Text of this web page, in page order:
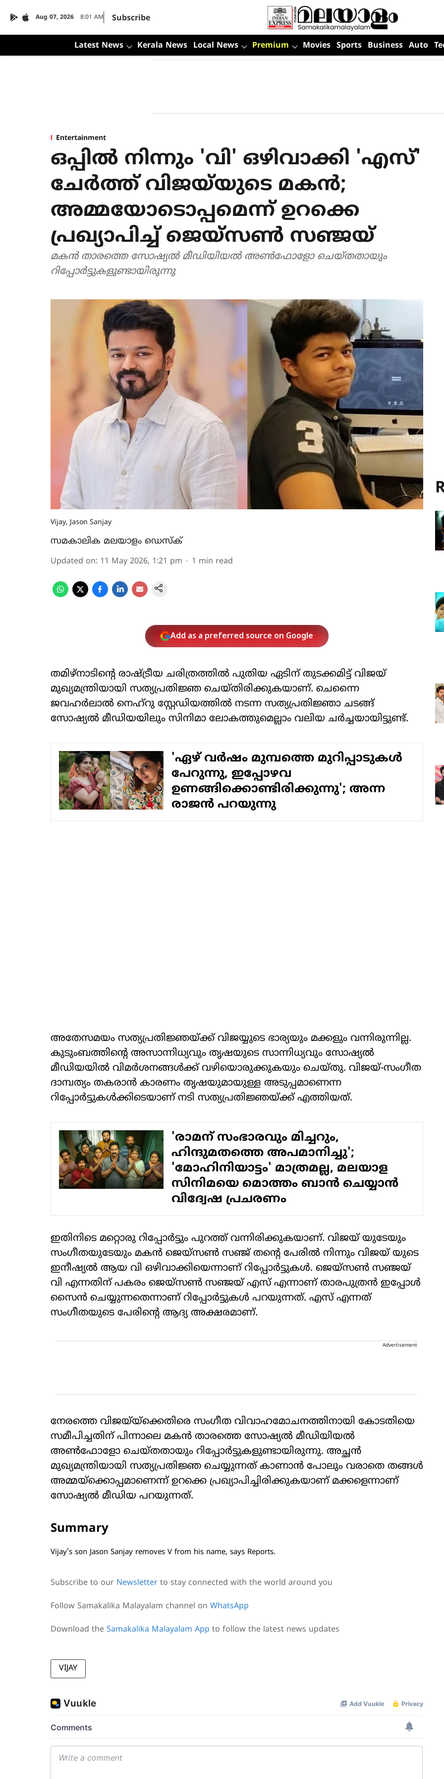
Aug 07, 2026 8:01 AM Subscribe
Latest News Kerala News Local News Premium Movies Sports Business Auto
Entertainment
ഒപ്പില്‍ നിന്നും 'വി' ഒഴിവാക്കി 'എസ്'
ചേര്‍ത്ത് വിജയ്‌യുടെ മകന്‍;
അമ്മയോടൊപ്പമെന്ന് ഉറക്കെ
പ്രഖ്യാപിച്ച് ജെയ്‌സണ്‍ സഞ്ജയ്
മകന്‍ താരത്തെ സോഷ്യല്‍ മീഡിയിയല്‍ അണ്‍ഫോളോ ചെയ്തതായും
റിപ്പോര്‍ട്ടുകളുണ്ടായിരുന്നു
Vijay, Jason Sanjay
സമകാലിക മലയാളം ഡെസ്ക്
Updated on: 11 May 2026, 1:21 pm 1 min read
Add as a preferred source on Google
തമിഴ്നാടിന്റെ രാഷ്ട്രീയ ചരിത്രത്തില്‍ പുതിയ ഏടിന് തുടക്കമിട്ട് വിജയ്
മുഖ്യമന്ത്രിയായി സത്യപ്രതിജ്ഞ ചെയ്തിരിക്കുകയാണ്. ചെന്നൈ
ജവഹര്‍ലാല്‍ നെഹ്റു സ്റ്റേഡിയത്തില്‍ നടന്ന സത്യപ്രതിജ്ഞാ ചടങ്ങ്
സോഷ്യല്‍ മീഡിയയിലും സിനിമാ ലോകത്തുമെല്ലാം വലിയ ചര്‍ച്ചയായിട്ടുണ്ട്.
'ഏഴ് വര്‍ഷം മുമ്പത്തെ മുറിപ്പാടുകള്‍
പേറുന്നു, ഇപ്പോഴവ
ഉണങ്ങിക്കൊണ്ടിരിക്കുന്നു'; അന്ന
രാജന്‍ പറയുന്നു
അതേസമയം സത്യപ്രതിജ്ഞയ്ക്ക് വിജയ്യുടെ ഭാര്യയും മക്കളും വന്നിരുന്നില്ല.
കുടുംബത്തിന്റെ അസാന്നിധ്യവും തൃഷയുടെ സാന്നിധ്യവും സോഷ്യല്‍
മീഡിയയില്‍ വിമര്‍ശനങ്ങള്‍ക്ക് വഴിയൊരുക്കുകയും ചെയ്തു. വിജയ്-സംഗീത
ദാമ്പത്യം തകരാന്‍ കാരണം തൃഷയുമായുള്ള അടുപ്പമാണെന്ന
റിപ്പോര്‍ട്ടുകള്‍ക്കിടെയാണ് നടി സത്യപ്രതിജ്ഞയ്ക്ക് എത്തിയത്.
'രാമന് സംഭാരവും മിച്ചറും,
ഹിന്ദുമതത്തെ അപമാനിച്ചു';
'മോഹിനിയാട്ടം' മാത്രമല്ല, മലയാള
സിനിമയെ മൊത്തം ബാന്‍ ചെയ്യാന്‍
വിദ്വേഷ പ്രചരണം
ഇതിനിടെ മറ്റൊരു റിപ്പോര്‍ട്ടും പുറത്ത് വന്നിരിക്കുകയാണ്. വിജയ് യുടേയും
സംഗീതയുടേയും മകന്‍ ജെയ്‌സണ്‍ സഞ്ജ് തന്റെ പേരില്‍ നിന്നും വിജയ് യുടെ
ഇനീഷ്യല്‍ ആയ വി ഒഴിവാക്കിയെന്നാണ് റിപ്പോര്‍ട്ടുകള്‍. ജെയ്‌സണ്‍ സഞ്ജയ്
വി എന്നതിന് പകരം ജെയ്‌സണ്‍ സഞ്ജയ് എസ് എന്നാണ് താരപുത്രന്‍ ഇപ്പോള്‍
സൈന്‍ ചെയ്യുന്നതെന്നാണ് റിപ്പോര്‍ട്ടുകള്‍ പറയുന്നത്. എസ് എന്നത്
സംഗീതയുടെ പേരിന്റെ ആദ്യ അക്ഷരമാണ്.
Advertisement
നേരത്തെ വിജയ്‌യ്‌ക്കെതിരെ സംഗീത വിവാഹമോചനത്തിനായി കോടതിയെ
സമീപിച്ചതിന് പിന്നാലെ മകന്‍ താരത്തെ സോഷ്യല്‍ മീഡിയിയല്‍
അണ്‍ഫോളോ ചെയ്തതായും റിപ്പോര്‍ട്ടുകളുണ്ടായിരുന്നു. അച്ഛന്‍
മുഖ്യമന്ത്രിയായി സത്യപ്രതിജ്ഞ ചെയ്യുന്നത് കാണാന്‍ പോലും വരാതെ തങ്ങള്‍
അമ്മയ്‌ക്കൊപ്പമാണെന്ന് ഉറക്കെ പ്രഖ്യാപിച്ചിരിക്കുകയാണ് മക്കളെന്നാണ്
സോഷ്യല്‍ മീഡിയ പറയുന്നത്.
Summary
Vijay's son Jason Sanjay removes V from his name, says Reports.
Subscribe to our Newsletter to stay connected with the world around you
Follow Samakalika Malayalam channel on WhatsApp
Download the Samakalika Malayalam App to follow the latest news updates
VIJAY